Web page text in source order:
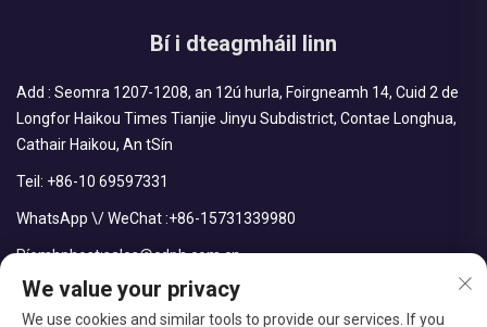
Bí i dteagmháil linn
Add : Seomra 1207-1208, an 12ú hurla, Foirgneamh 14, Cuid 2 de
Longfor Haikou Times Tianjie Jinyu Subdistrict, Contae Longhua,
Cathair Haikou, An tSín
Teil: +86-10 69597331
WhatsApp \/ WeChat :+86-15731339980
Ríomhphost:sales@cdph.com.cn
We value your privacy
We use cookies and similar tools to provide our services. If you